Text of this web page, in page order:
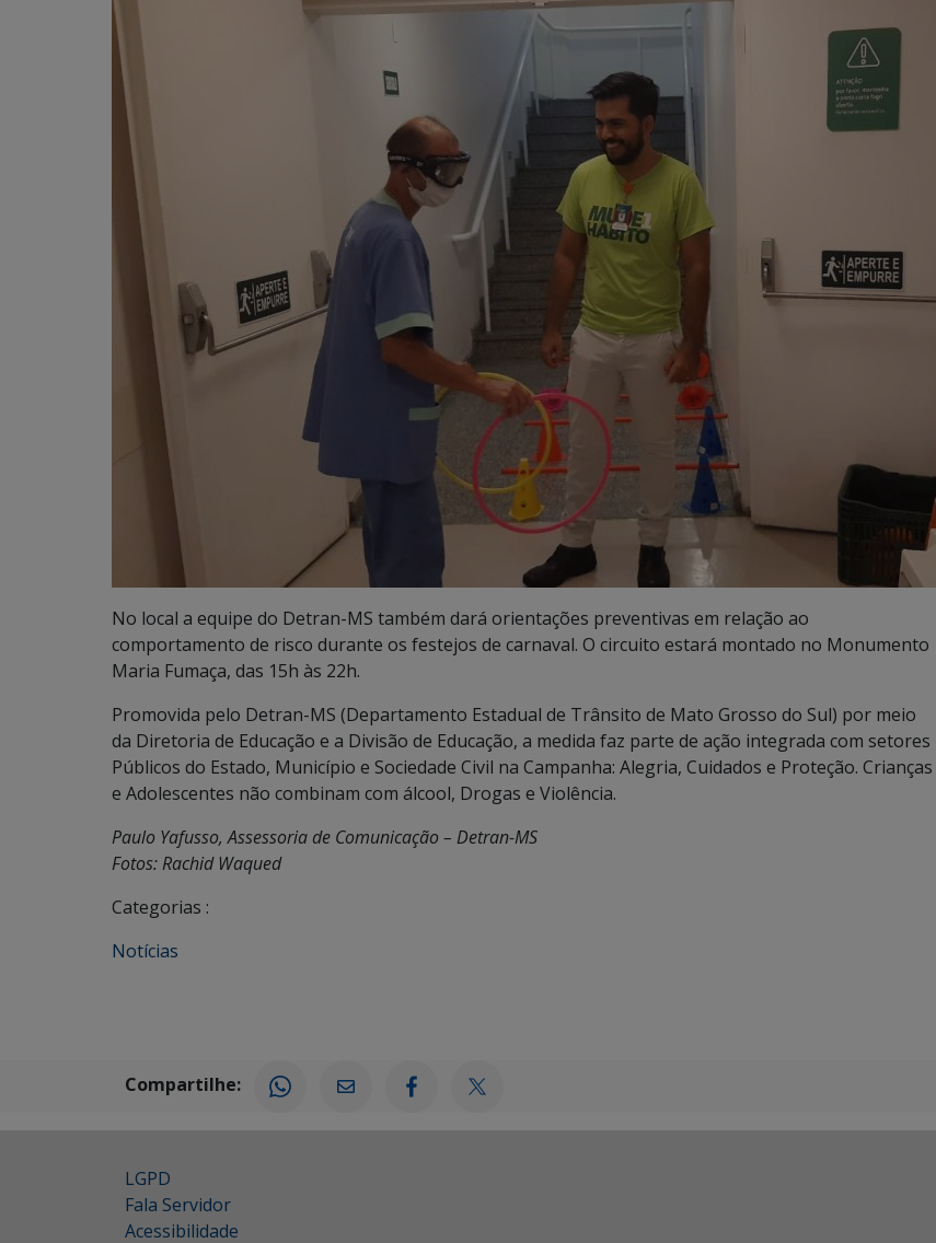
No local a equipe do Detran-MS também dará orientações preventivas em relação ao
comportamento de risco durante os festejos de carnaval. O circuito estará montado no Monumento
Maria Fumaça, das 15h às 22h.
Promovida pelo Detran-MS (Departamento Estadual de Trânsito de Mato Grosso do Sul) por meio
da Diretoria de Educação e a Divisão de Educação, a medida faz parte de ação integrada com setores
Públicos do Estado, Município e Sociedade Civil na Campanha: Alegria, Cuidados e Proteção. Crianças
e Adolescentes não combinam com álcool, Drogas e Violência.
Paulo Yafusso, Assessoria de Comunicação – Detran-MS
Fotos: Rachid Waqued
Categorias :
Notícias
Compartilhe:
LGPD
Fala Servidor
Acessibilidade